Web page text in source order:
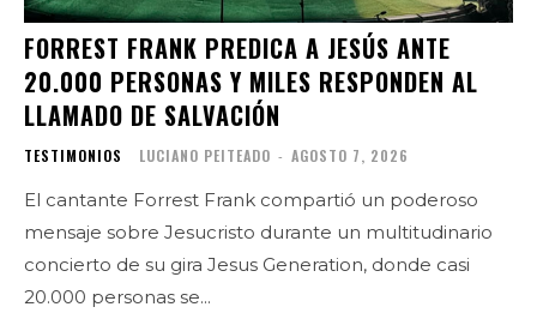
FORREST FRANK PREDICA A JESÚS ANTE
20.000 PERSONAS Y MILES RESPONDEN AL
LLAMADO DE SALVACIÓN
TESTIMONIOS LUCIANO PEITEADO - AGOSTO 7, 2026
El cantante Forrest Frank compartió un poderoso
mensaje sobre Jesucristo durante un multitudinario
concierto de su gira Jesus Generation, donde casi
20.000 personas se...